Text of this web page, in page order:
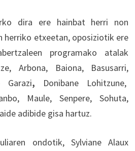
dira ere hainbat herri non
herriko etxeetan, oposiziotik ere
programako atalak
Arbona, Baiona, Basusarri,
Garazi, Donibane Lohitzune,
Maule, Senpere, Sohuta,
adibide gisa hartuz.
ondotik, Sylviane Alaux